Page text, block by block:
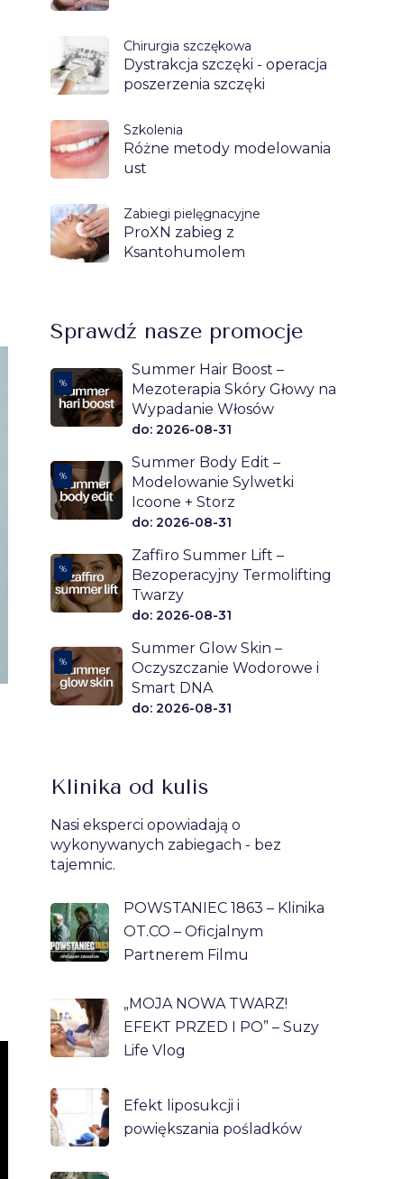
Chirurgia szczękowa
Dystrakcja szczęki - operacja
poszerzenia szczęki
Szkolenia
Różne metody modelowania
ust
Zabiegi pielęgnacyjne
ProXN zabieg z
Ksantohumolem
Sprawdź nasze promocje
%
Summer Hair Boost –
Mezoterapia Skóry Głowy na
Wypadanie Włosów
do: 2026-08-31
%
Summer Body Edit –
Modelowanie Sylwetki
Icoone + Storz
do: 2026-08-31
%
Zaffiro Summer Lift –
Bezoperacyjny Termolifting
Twarzy
do: 2026-08-31
%
Summer Glow Skin –
Oczyszczanie Wodorowe i
Smart DNA
do: 2026-08-31
Klinika od kulis
Nasi eksperci opowiadają o
wykonywanych zabiegach - bez
tajemnic.
POWSTANIEC 1863 – Klinika
OT.CO – Oficjalnym
Partnerem Filmu
„MOJA NOWA TWARZ!
EFEKT PRZED I PO” – Suzy
Life Vlog
Efekt liposukcji i
powiększania pośladków